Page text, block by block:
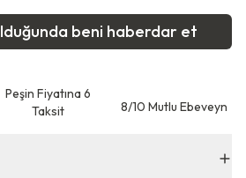
beni haberdar et
Peşin Fiyatına 6
Taksit
8/10 Mutlu Ebeveyn